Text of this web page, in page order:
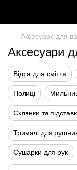
Аксесуари для
Аксесуари
Відра для сміття
Полиці
Склянки та
Тримачі для
Сушарки для рук